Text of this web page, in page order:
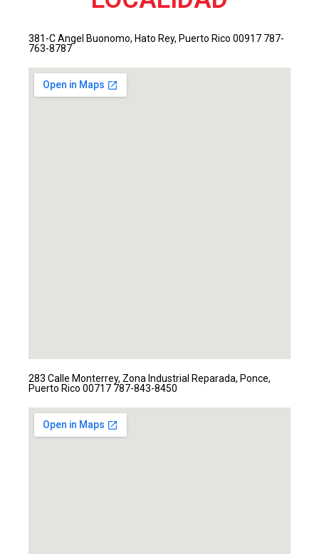
381-C Angel Buonomo, Hato Rey, Puerto Rico 00917 787-
763-8787
283 Calle Monterrey, Zona Industrial Reparada, Ponce,
Puerto Rico 00717 787-843-8450